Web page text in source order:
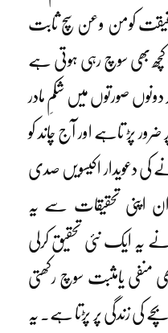
کومن وعن سچ ثابت
کچھ بھی سوچ رہی ہوتی ہے
صورتوں میں شکمِ مادر
پڑ تاہے اور آج چاند کو
کی دعویدار اکیسویں صدی
اپنی تحقیقات سے یہ
یہ ایک نئی تحقیق کرلی
منفی یامثبت سوچ رکھتی
کی زندگی پر پڑتا ہے۔ یہ